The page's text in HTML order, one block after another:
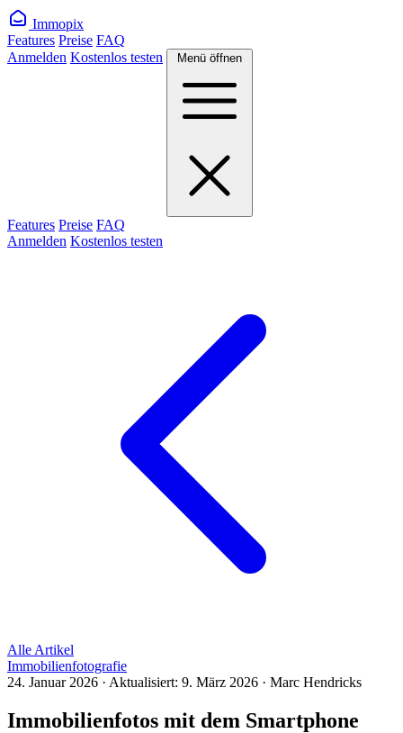
Immopix
Features Preise FAQ
Anmelden Kostenlos testen Menü öffnen
Features Preise FAQ
Anmelden Kostenlos testen
Alle Artikel
Immobilienfotografie
24. Januar 2026 · Aktualisiert: 9. März 2026 · Marc Hendricks
Immobilienfotos mit dem Smartphone